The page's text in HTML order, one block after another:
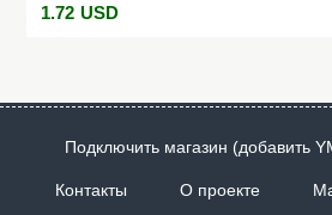
1.72 USD
Подключить магазин (добавить
Контакты О проекте